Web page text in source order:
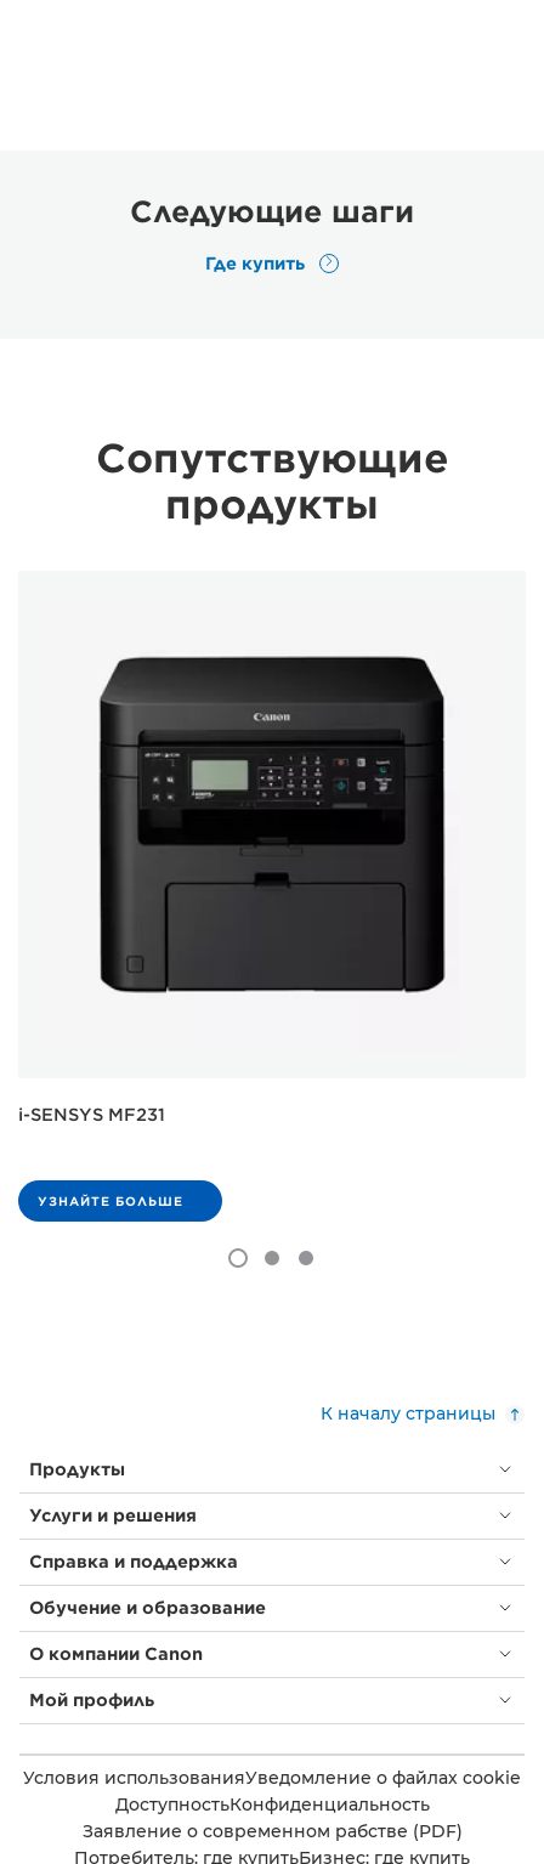
Следующие шаги
Где купить
Сопутствующие
продукты
i-SENSYS MF231
УЗНАЙТЕ БОЛЬШЕ
К началу страницы
Продукты
Услуги и решения
Справка и поддержка
Обучение и образование
О компании Canon
Мой профиль
Условия использованияУведомление о файлах cookie
ДоступностьКонфиденциальность
Заявление о современном рабстве (PDF)
Потребитель: где купитьБизнес: где купить